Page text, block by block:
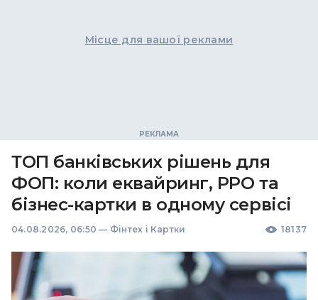
Місце для вашої реклами
ТОП банківських рішень для
ФОП: коли еквайринг, РРО та
бізнес-картки в одному сервісі
04.08.2026, 06:50 — Фінтех і Картки 18137